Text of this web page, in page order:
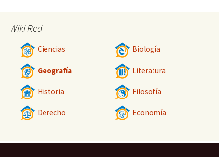
Wiki Red
Ciencias Biología
Geografía Literatura
Historia Filosofía
Derecho Economía